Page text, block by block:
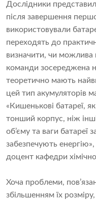
Дослідники
після завершення
використовували
переходять до
визначити, чи можлива
команди зосереджена
теоретично мають
цей тип акумуляторів
«Кишенькові батареї,
тонший корпус, ніж
об’єму та ваги батареї
забезпечують
доцент кафедри
Хоча проблеми,
збільшенням їх